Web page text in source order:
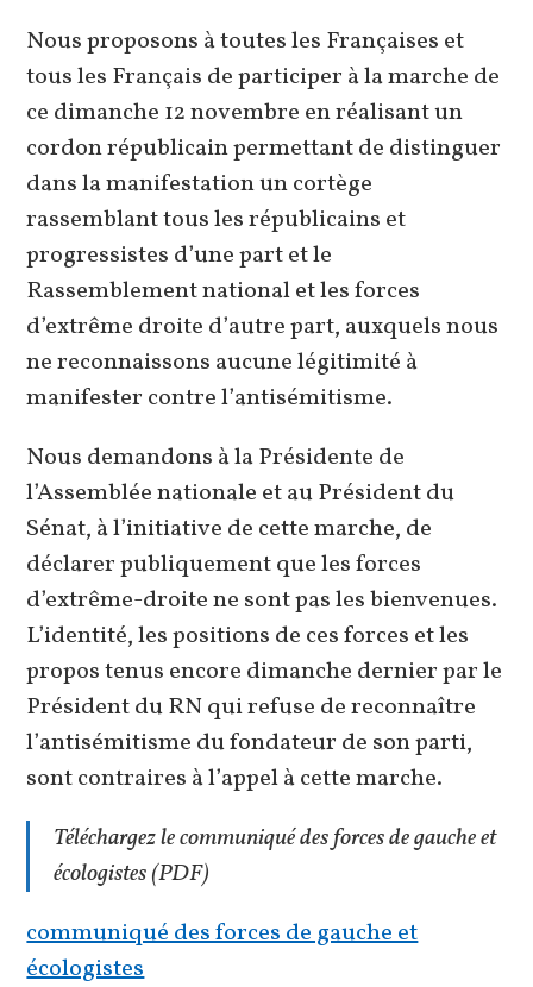
Nous proposons à toutes les Françaises et
tous les Français de participer à la marche de
ce dimanche 12 novembre en réalisant un
cordon républicain permettant de distinguer
dans la manifestation un cortège
rassemblant tous les républicains et
progressistes d’une part et le
Rassemblement national et les forces
d’extrême droite d’autre part, auxquels nous
ne reconnaissons aucune légitimité à
manifester contre l’antisémitisme.
Nous demandons à la Présidente de
l’Assemblée nationale et au Président du
Sénat, à l’initiative de cette marche, de
déclarer publiquement que les forces
d’extrême-droite ne sont pas les bienvenues.
L’identité, les positions de ces forces et les
propos tenus encore dimanche dernier par le
Président du RN qui refuse de reconnaître
l’antisémitisme du fondateur de son parti,
sont contraires à l’appel à cette marche.
Téléchargez le communiqué des forces de gauche et
écologistes (PDF)
communiqué des forces de gauche et
écologistes